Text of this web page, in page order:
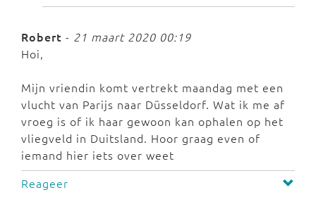
Robert - 21 maart 2020 00:19
Hoi,
Mijn vriendin komt vertrekt maandag met een
vlucht van Parijs naar Düsseldorf. Wat ik me af
vroeg is of ik haar gewoon kan ophalen op het
vliegveld in Duitsland. Hoor graag even of
iemand hier iets over weet
Reageer